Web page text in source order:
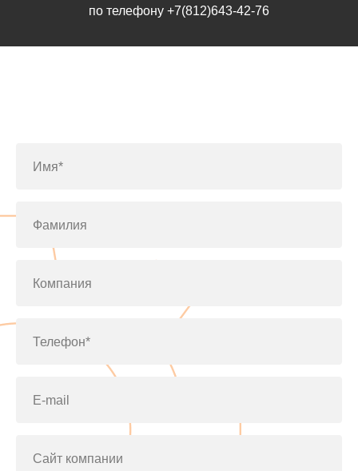
по телефону +7(812)643-42-76
Имя*
Фамилия
Компания
Телефон*
E-mail
Сайт компании